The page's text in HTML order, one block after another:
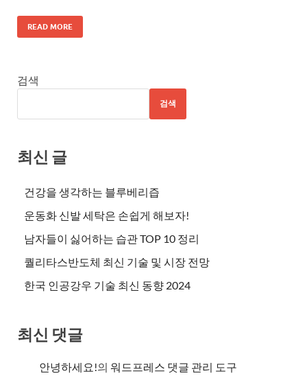
READ MORE
검색
검색
최신 글
건강을 생각하는 블루베리즙
운동화 신발 세탁은 손쉽게 해보자!
남자들이 싫어하는 습관 TOP 10 정리
퀄리타스반도체 최신 기술 및 시장 전망
한국 인공강우 기술 최신 동향 2024
최신 댓글
안녕하세요!의 워드프레스 댓글 관리 도구